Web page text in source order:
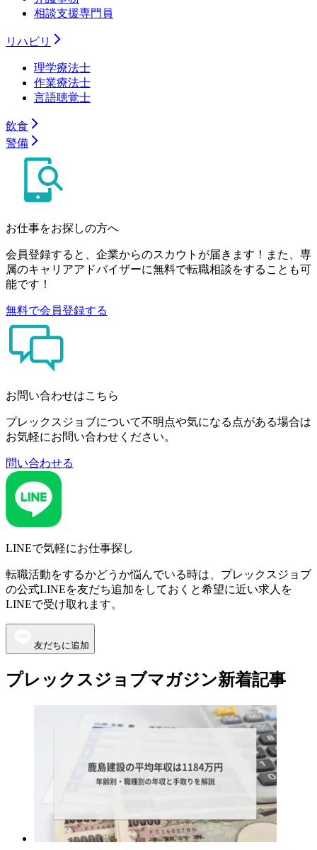
相談支援専門員
リハビリ
理学療法士
作業療法士
言語聴覚士
飲食
警備
お仕事をお探しの方へ
会員登録すると、企業からのスカウトが届きます！また、専
属のキャリアアドバイザーに無料で転職相談をすることも可
能です！
無料で会員登録する
お問い合わせはこちら
プレックスジョブについて不明点や気になる点がある場合は
お気軽にお問い合わせください。
問い合わせる
LINEで気軽にお仕事探し
転職活動をするかどうか悩んでいる時は、プレックスジョブ
の公式LINEを友だち追加をしておくと希望に近い求人を
LINEで受け取れます。
友だちに追加
プレックスジョブマガジン新着記事